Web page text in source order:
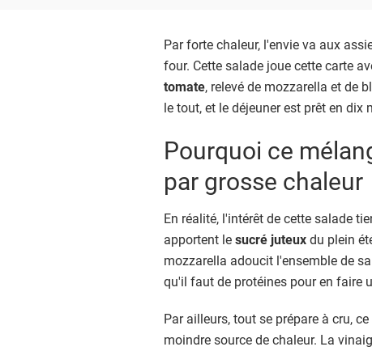
Par forte chaleur, l'envie va aux
four. Cette salade joue cette carte
tomate, relevé de mozzarella et de
le tout, et le déjeuner est prêt en dix
Pourquoi ce
par grosse chaleur
En réalité, l'intérêt de cette salade
apportent lesucré juteuxdu plein
mozzarella adoucit l'ensemble de
qu'il faut de protéines pour en faire
Par ailleurs, tout se prépare à cru,
moindre source de chaleur. La